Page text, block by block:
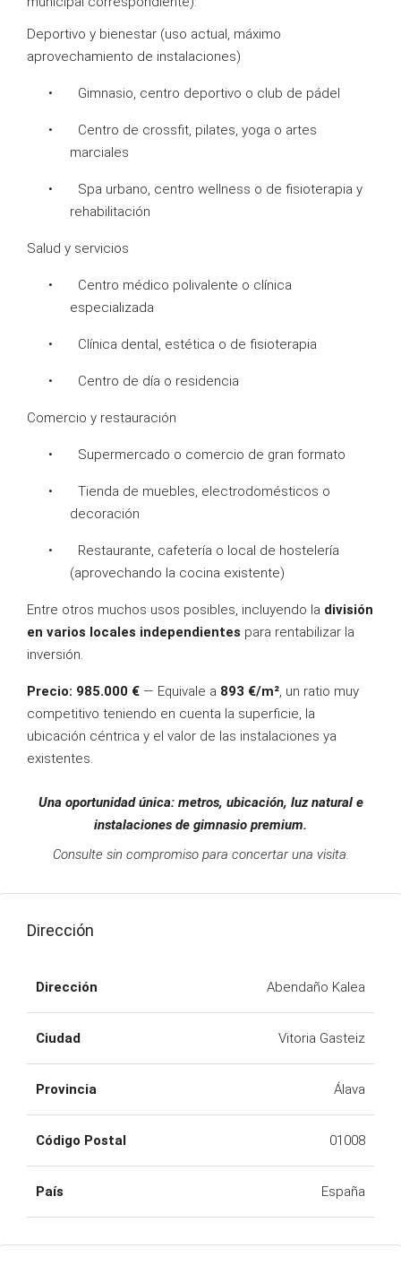
Deportivo y bienestar (uso actual, máximo
aprovechamiento de instalaciones)
• Gimnasio, centro deportivo o club de pádel
• Centro de crossfit, pilates, yoga o artes
marciales
• Spa urbano, centro wellness o de fisioterapia y
rehabilitación
Salud y servicios
• Centro médico polivalente o clínica
especializada
• Clínica dental, estética o de fisioterapia
• Centro de día o residencia
Comercio y restauración
• Supermercado o comercio de gran formato
• Tienda de muebles, electrodomésticos o
decoración
• Restaurante, cafetería o local de hostelería
(aprovechando la cocina existente)
Entre otros muchos usos posibles, incluyendo la división
en varios locales independientes para rentabilizar la
inversión.
Precio: 985.000 € — Equivale a 893 €/m², un ratio muy
competitivo teniendo en cuenta la superficie, la
ubicación céntrica y el valor de las instalaciones ya
existentes.
Una oportunidad única: metros, ubicación, luz natural e
instalaciones de gimnasio premium.
Consulte sin compromiso para concertar una visita.
Dirección
Dirección Abendaño Kalea
Ciudad Vitoria Gasteiz
Provincia Álava
Código Postal 01008
País España